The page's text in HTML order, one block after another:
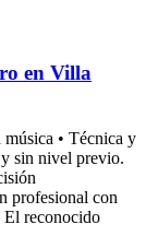
en Villa
• Técnica y
sin nivel previo.
profesional con
El reconocido